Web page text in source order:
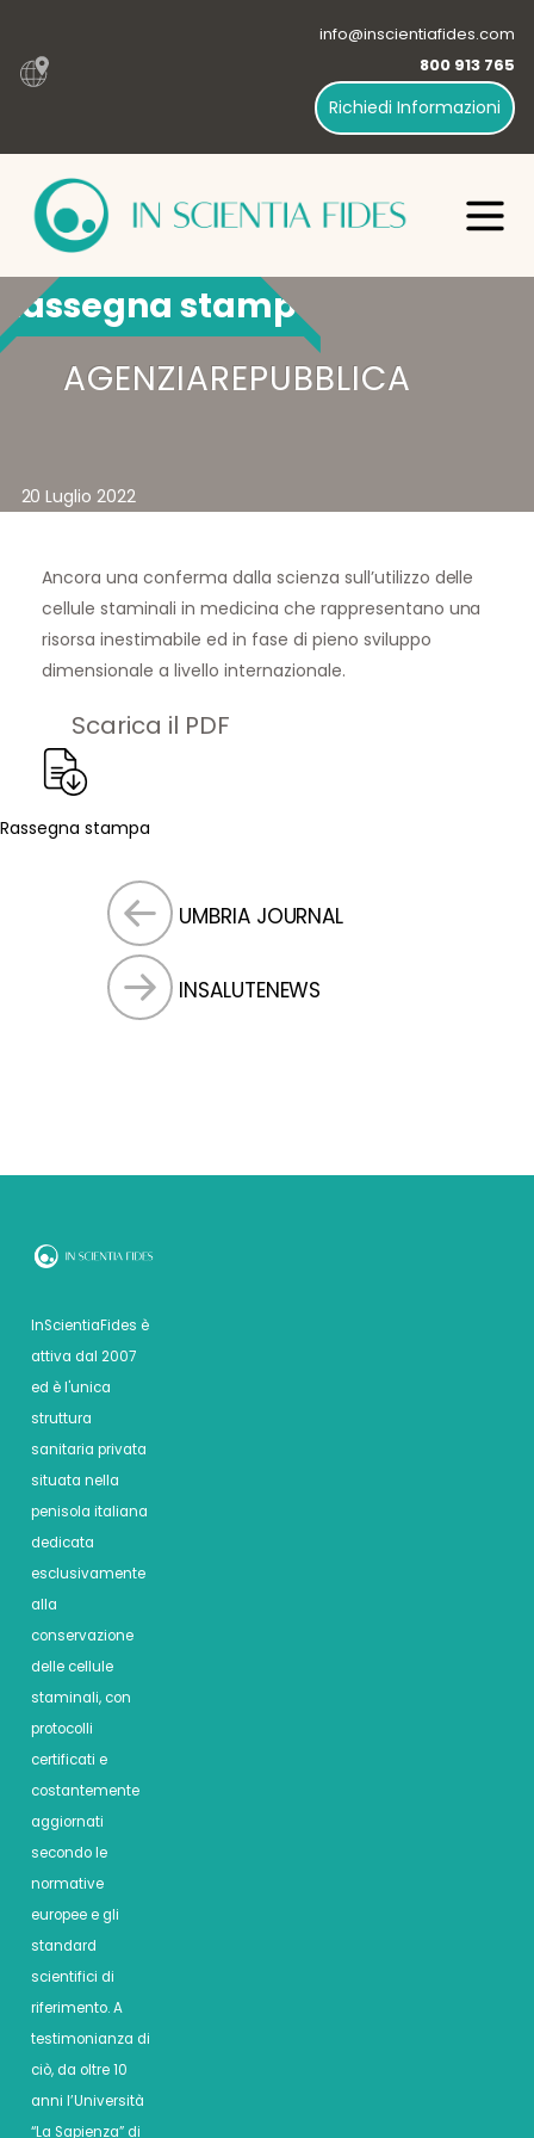
info@inscientiafides.com
800 913 765
Richiedi Informazioni
AGENZIAREPUBBLICA
20 Luglio 2022
Rassegna stampa
Ancora una conferma dalla scienza sull’utilizzo delle
cellule staminali in medicina che rappresentano una
risorsa inestimabile ed in fase di pieno sviluppo
dimensionale a livello internazionale.
Scarica il PDF
Rassegna stampa
UMBRIA JOURNAL
INSALUTENEWS
InScientiaFides è
attiva dal 2007
ed è l'unica
struttura
sanitaria privata
situata nella
penisola italiana
dedicata
esclusivamente
alla
conservazione
delle cellule
staminali, con
protocolli
certificati e
costantemente
aggiornati
secondo le
normative
europee e gli
standard
scientifici di
riferimento. A
testimonianza di
ciò, da oltre 10
anni l’Università
“La Sapienza” di